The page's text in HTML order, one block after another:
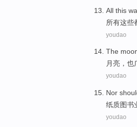
All this
所有这些
youdao
The
月亮 ，也
youdao
Nor
纸质图书
youdao